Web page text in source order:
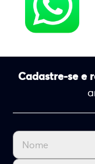
Cadastre-se e